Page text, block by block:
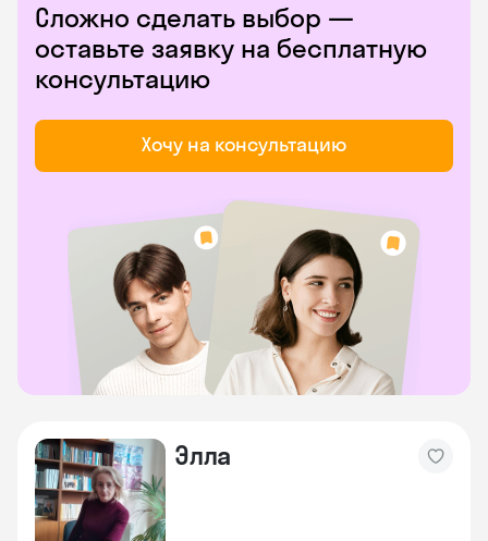
Сложно сделать выбор —
оставьте заявку на бесплатную
консультацию
Хочу на консультацию
Элла